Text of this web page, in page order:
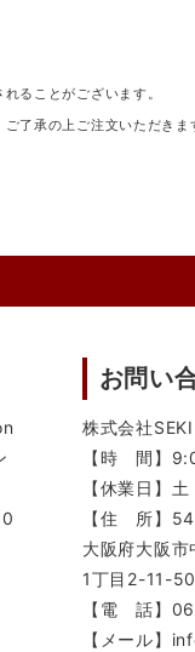
ることがございます。
了承の上ご注文いただきま
お問い
株式会社
【時 間】
【休業日】
【住 所】
大阪府大阪
1丁目2-11-
【電 話】
【メール】